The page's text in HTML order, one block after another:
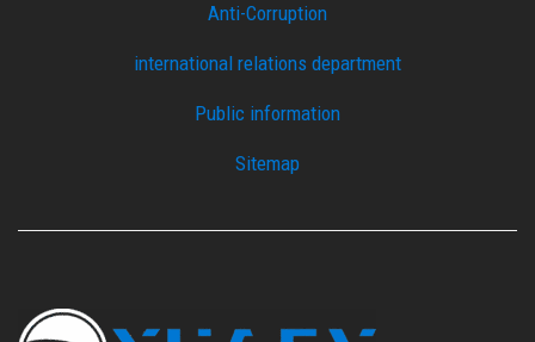
Anti-Corruption
international relations department
Public information
Sitemap